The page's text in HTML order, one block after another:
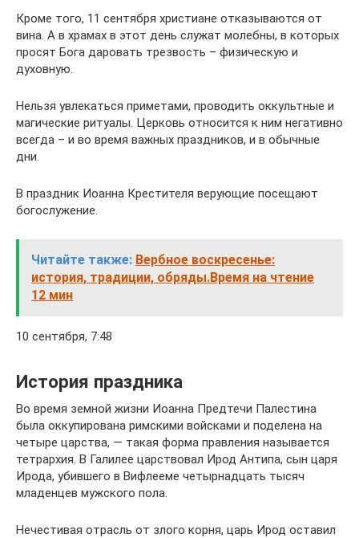
Кроме того, 11 сентября христиане отказываются от
вина. А в храмах в этот день служат молебны, в которых
просят Бога даровать трезвость – физическую и
духовную.
Нельзя увлекаться приметами, проводить оккультные и
магические ритуалы. Церковь относится к ним негативно
всегда – и во время важных праздников, и в обычные
дни.
В праздник Иоанна Крестителя верующие посещают
богослужение.
Читайте также: Вербное воскресенье:
история, традиции, обряды.Время на чтение
12 мин
10 сентября, 7:48
История праздника
Во время земной жизни Иоанна Предтечи Палестина
была оккупирована римскими войсками и поделена на
четыре царства, — такая форма правления называется
тетрархия. В Галилее царствовал Ирод Антипа, сын царя
Ирода, убившего в Вифлееме четырнадцать тысяч
младенцев мужского пола.
Нечестивая отрасль от злого корня, царь Ирод оставил